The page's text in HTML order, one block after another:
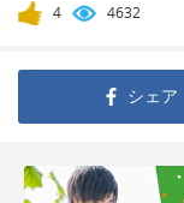
4 4632
シェア